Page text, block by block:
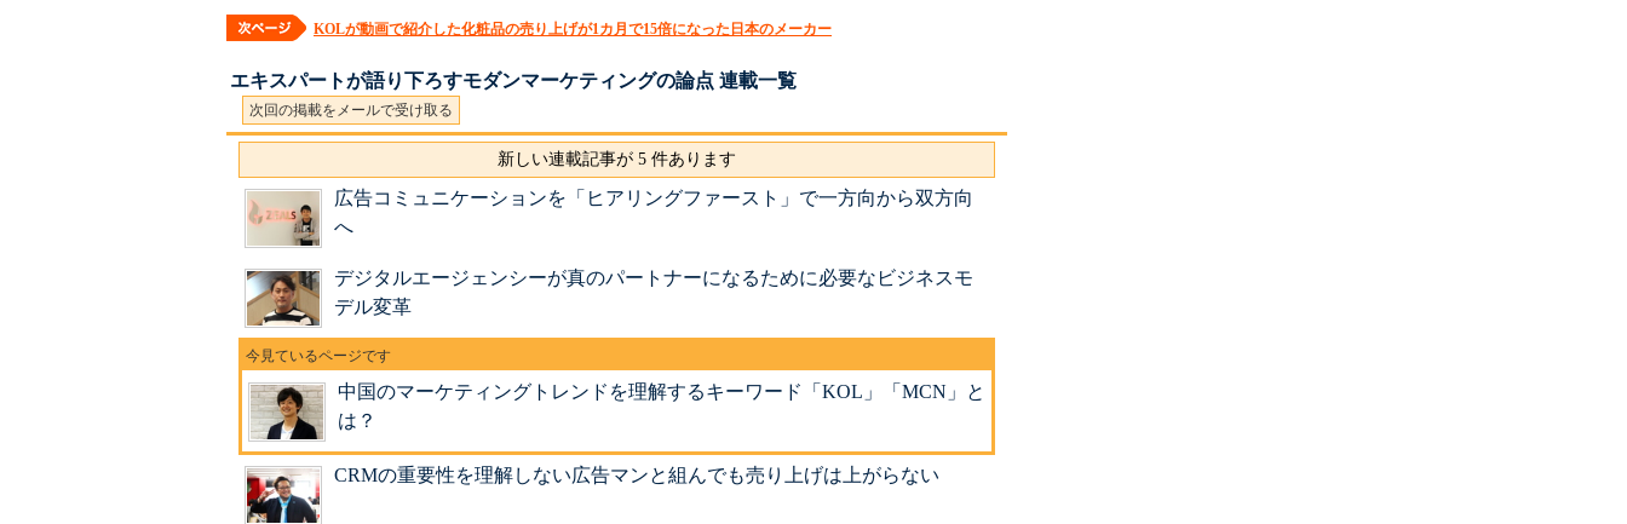
KOLが動画で紹介した化粧品の売り上げが1カ月で15倍になった日本のメーカー
エキスパートが語り下ろすモダンマーケティングの論点 連載一覧
次回の掲載をメールで受け取る
新しい連載記事が 5 件あります
広告コミュニケーションを「ヒアリングファースト」で一方向から双方向
へ
デジタルエージェンシーが真のパートナーになるために必要なビジネスモ
デル変革
中国のマーケティングトレンドを理解するキーワード「KOL」「MCN」と
は？
CRMの重要性を理解しない広告マンと組んでも売り上げは上がらない